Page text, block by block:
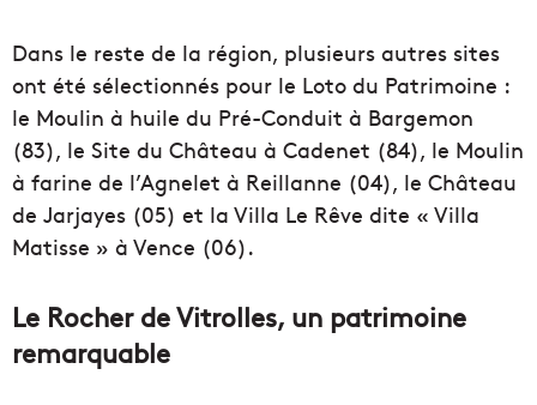
Dans le reste de la région, plusieurs autres sites
ont été sélectionnés pour le Loto du Patrimoine :
le Moulin à huile du Pré-Conduit à Bargemon
(83), le Site du Château à Cadenet (84), le Moulin
à farine de l’Agnelet à Reillanne (04), le Château
de Jarjayes (05) et la Villa Le Rêve dite « Villa
Matisse » à Vence (06).
Le Rocher de Vitrolles, un patrimoine
remarquable